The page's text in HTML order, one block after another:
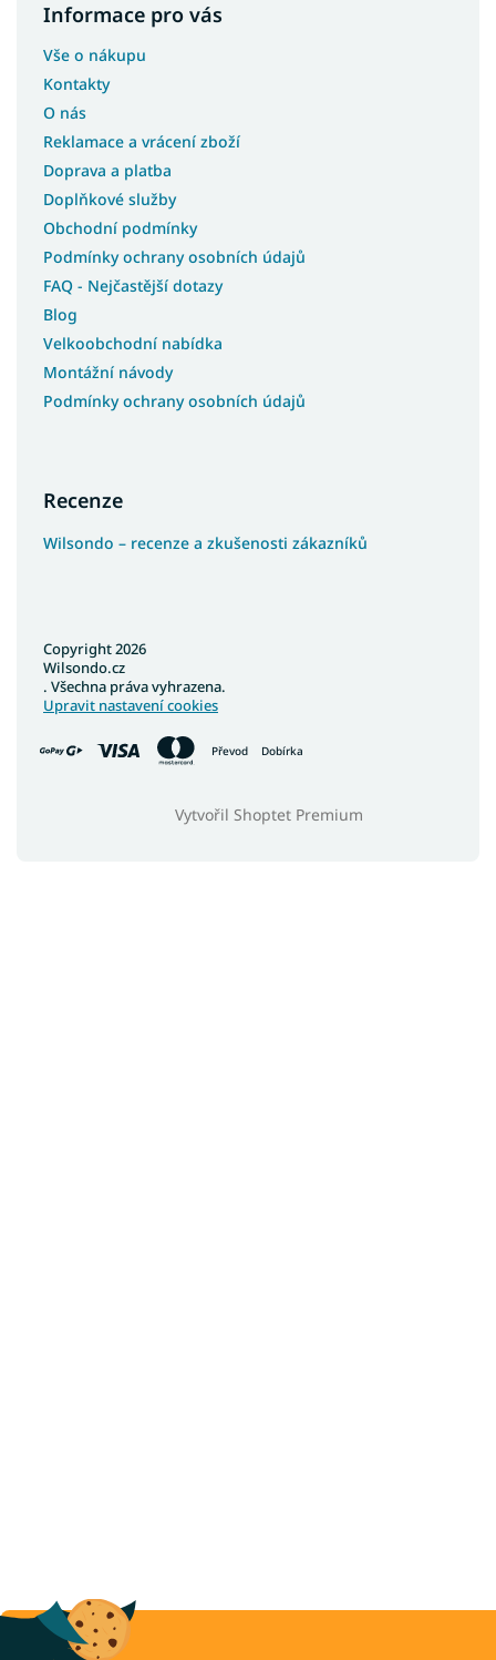
Informace pro vás
Vše o nákupu
Kontakty
O nás
Reklamace a vrácení zboží
Doprava a platba
Doplňkové služby
Obchodní podmínky
Podmínky ochrany osobních údajů
FAQ - Nejčastější dotazy
Blog
Velkoobchodní nabídka
Montážní návody
Podmínky ochrany osobních údajů
Recenze
Wilsondo – recenze a zkušenosti zákazníků
Převod Dobírka
Vytvořil Shoptet Premium
Copyright 2026
Wilsondo.cz
. Všechna práva vyhrazena.
Upravit nastavení cookies